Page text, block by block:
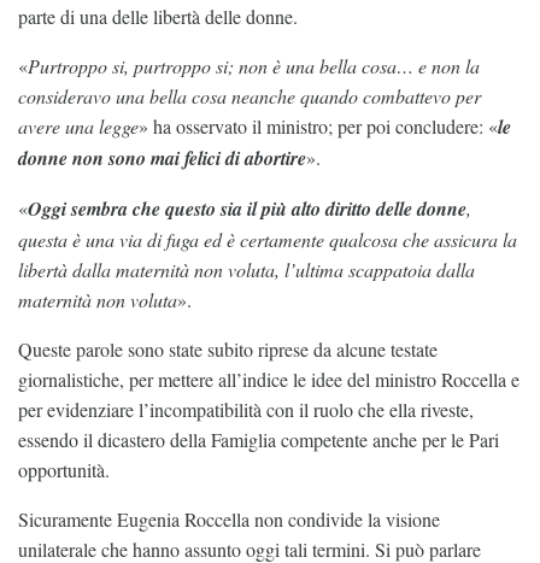
parte di una delle libertà delle donne.
«Purtroppo si, purtroppo si; non è una bella cosa… e non la
consideravo una bella cosa neanche quando combattevo per
avere una legge» ha osservato il ministro; per poi concludere: «le
donne non sono mai felici di abortire».
«Oggi sembra che questo sia il più alto diritto delle donne,
questa è una via di fuga ed è certamente qualcosa che assicura la
libertà dalla maternità non voluta, l’ultima scappatoia dalla
maternità non voluta».
Queste parole sono state subito riprese da alcune testate
giornalistiche, per mettere all’indice le idee del ministro Roccella e
per evidenziare l’incompatibilità con il ruolo che ella riveste,
essendo il dicastero della Famiglia competente anche per le Pari
opportunità.
Sicuramente Eugenia Roccella non condivide la visione
unilaterale che hanno assunto oggi tali termini. Si può parlare